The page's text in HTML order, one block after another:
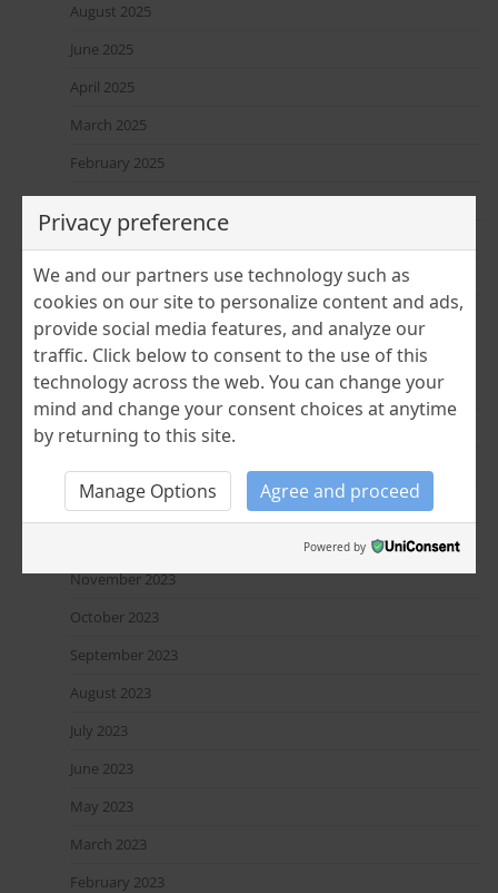
August 2025
June 2025
April 2025
March 2025
February 2025
January 2025
December 2024
November 2024
July 2024
June 2024
April 2024
March 2024
January 2024
November 2023
October 2023
September 2023
August 2023
July 2023
June 2023
May 2023
March 2023
February 2023
Privacy preference
We and our partners use technology such as
cookies on our site to personalize content and ads,
provide social media features, and analyze our
traffic. Click below to consent to the use of this
technology across the web. You can change your
mind and change your consent choices at anytime
by returning to this site.
Manage Options Agree and proceed
Powered by